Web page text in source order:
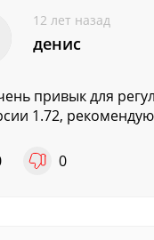
12 лет назад
денис
привык для
1.72,
0